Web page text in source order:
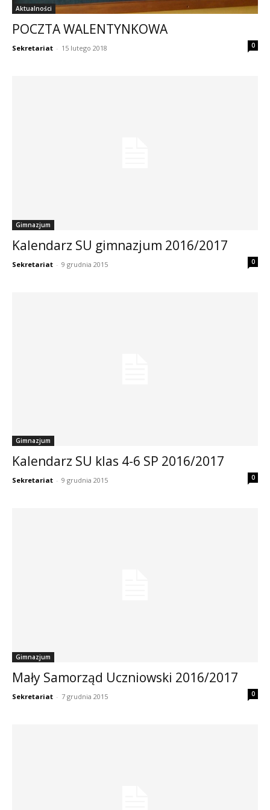
Aktualności
POCZTA WALENTYNKOWA
Sekretariat - 15 lutego 2018 0
Gimnazjum
Kalendarz SU gimnazjum 2016/2017
Sekretariat - 9 grudnia 2015 0
Gimnazjum
Kalendarz SU klas 4-6 SP 2016/2017
Sekretariat - 9 grudnia 2015 0
Gimnazjum
Mały Samorząd Uczniowski 2016/2017
Sekretariat - 7 grudnia 2015 0